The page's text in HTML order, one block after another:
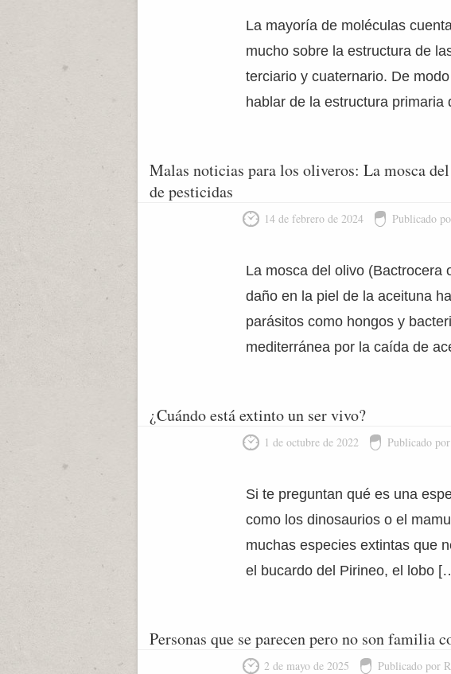
La mayoría de moléculas
mucho sobre la estructura de
terciario y cuaternario. De
hablar de la estructura
Malas noticias para los oliveros: La mosca
de pesticidas
14 de febrero de 2024 Publicado
La mosca del olivo (Bactrocera
daño en la piel de la aceituna
parásitos como hongos y
mediterránea por la caída de
¿Cuándo está extinto un ser vivo?
1 de octubre de 2022 Publicado
Si te preguntan qué es una
como los dinosaurios o el
muchas especies extintas que
el bucardo del Pirineo, el lobo
Personas que se parecen pero no son familia
2 de mayo de 2025 Publicado por